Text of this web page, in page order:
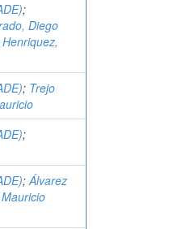
;
Diego
; Trejo
;
;Álvarez